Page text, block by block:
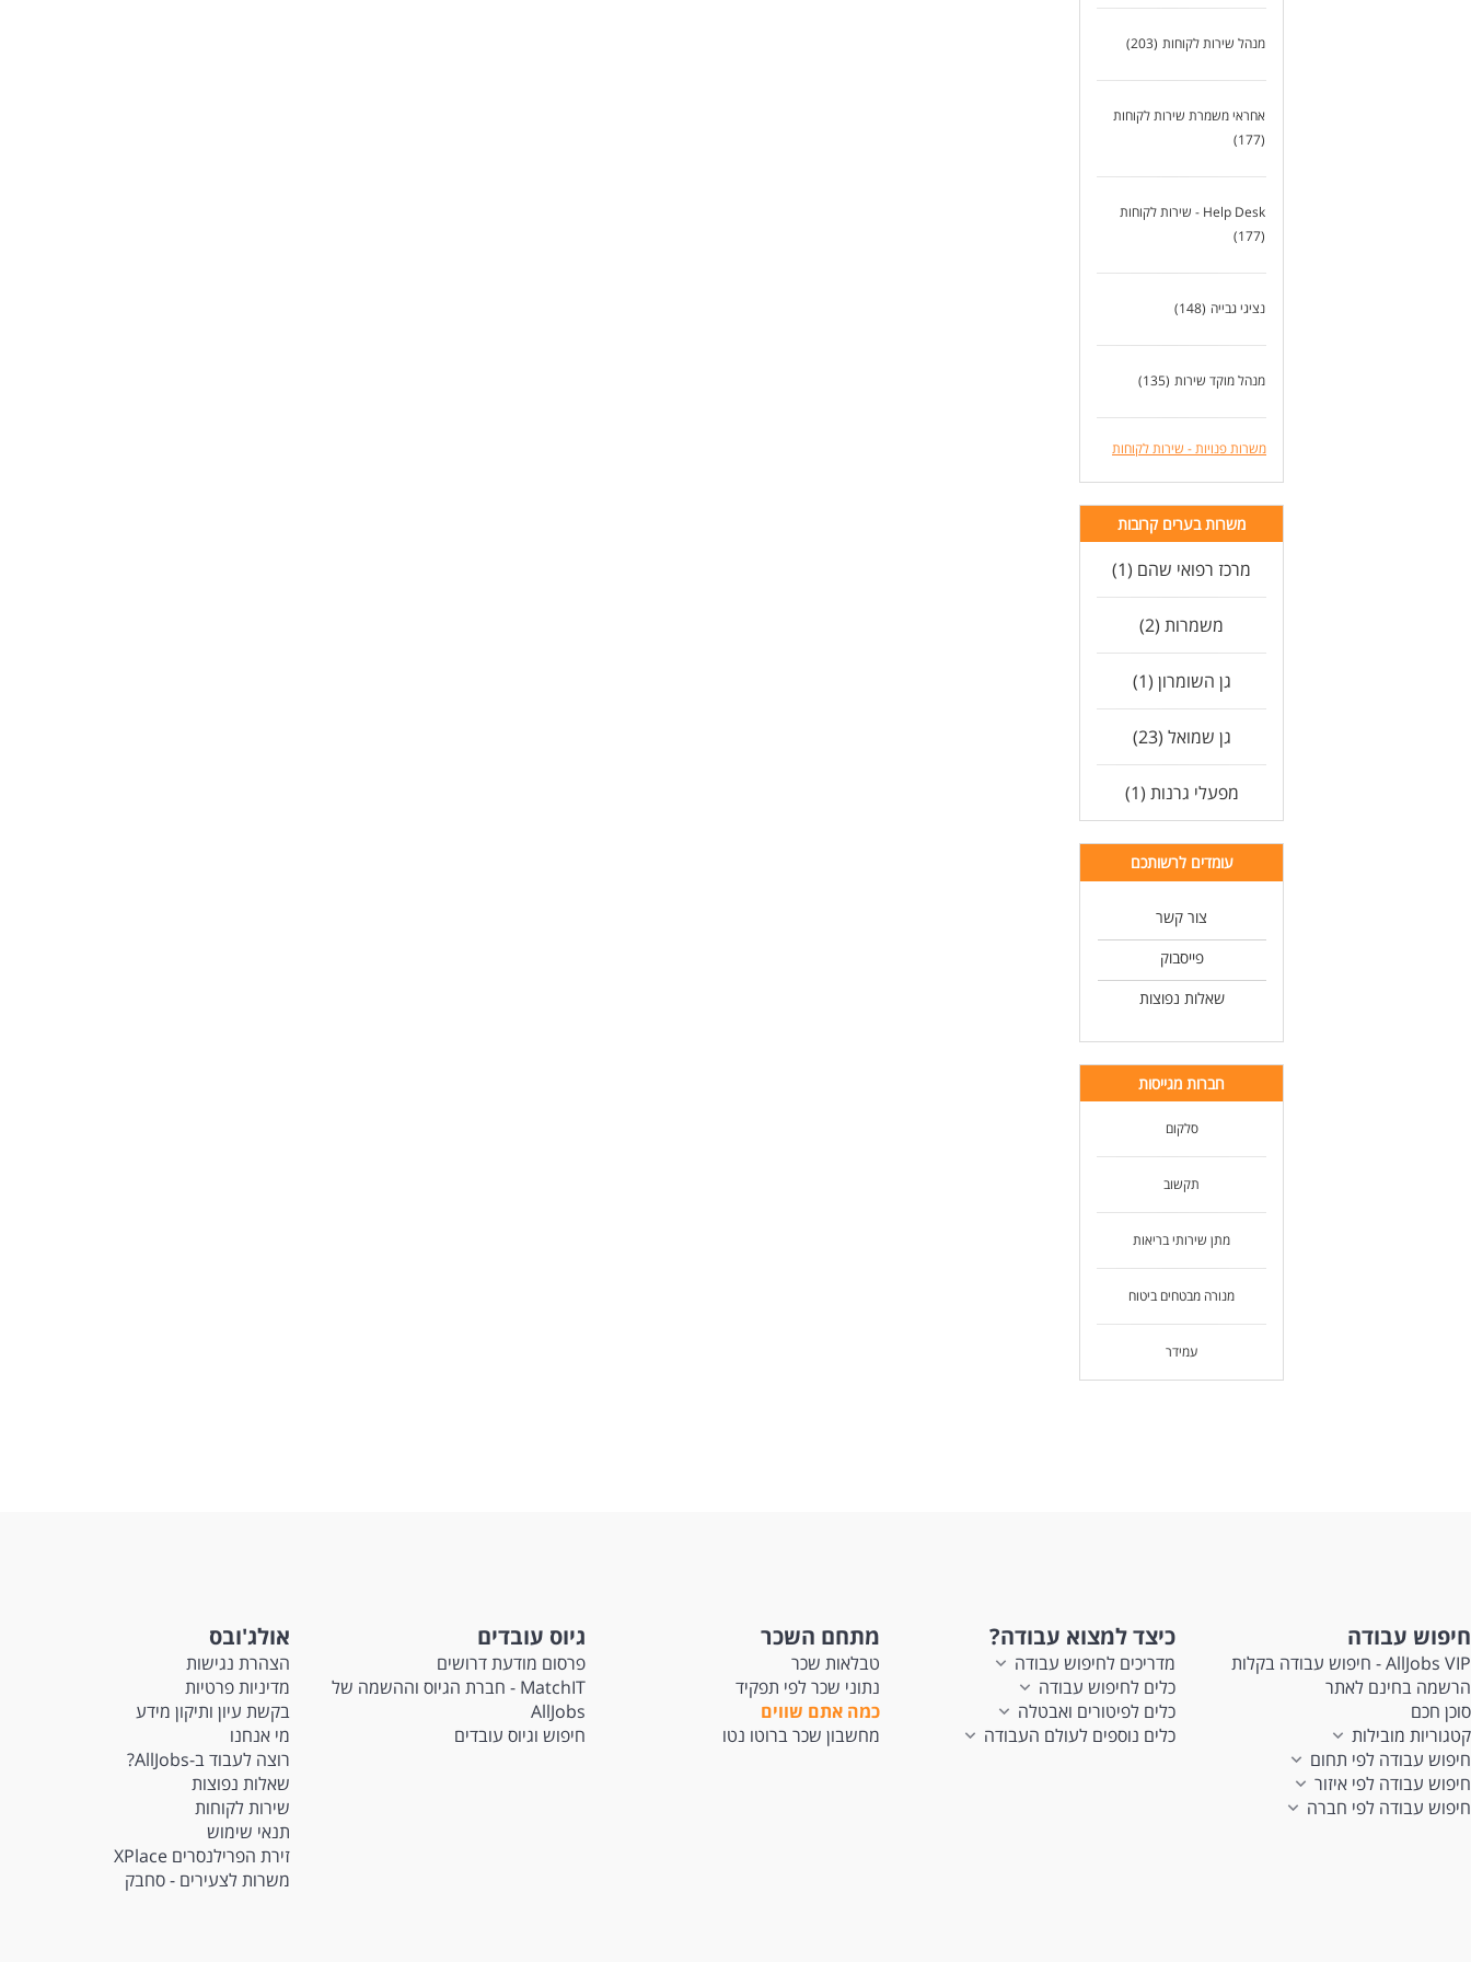
מנהל שירות לקוחות (203)
אחראי משמרת שירות לקוחות
(177)
Help Desk - שירות לקוחות
(177)
נציגי גבייה (148)
מנהל מוקד שירות (135)
משרות פנויות - שירות לקוחות
משרות בערים קרובות
מרכז רפואי שהם (1)
משמרות (2)
גן השומרון (1)
גן שמואל (23)
מפעלי גרנות (1)
עומדים לרשותכם
צור קשר
פייסבוק
שאלות נפוצות
חברות מגייסות
סלקום
תקשוב
מתן שירותי בריאות
מנורה מבטחים ביטוח
עמידר
חיפוש עבודה
AllJobs VIP - חיפוש עבודה בקלות
הרשמה בחינם לאתר
סוכן חכם
קטגוריות מובילות
חיפוש עבודה לפי תחום
חיפוש עבודה לפי איזור
חיפוש עבודה לפי חברה
כיצד למצוא עבודה?
מדריכים לחיפוש עבודה
כלים לחיפוש עבודה
כלים לפיטורים ואבטלה
כלים נוספים לעולם העבודה
מתחם השכר
טבלאות שכר
נתוני שכר לפי תפקיד
כמה אתם שווים
מחשבון שכר ברוטו נטו
גיוס עובדים
פרסום מודעת דרושים
MatchIT - חברת הגיוס וההשמה של
AllJobs
חיפוש וגיוס עובדים
אולג'ובס
הצהרת נגישות
מדיניות פרטיות
בקשת עיון ותיקון מידע
מי אנחנו
רוצה לעבוד ב-AllJobs?
שאלות נפוצות
שירות לקוחות
תנאי שימוש
זירת הפרילנסרים XPlace
משרות לצעירים - סחבק